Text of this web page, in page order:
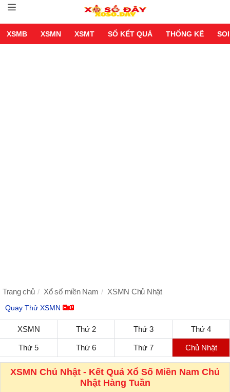
XSMB XSMN XSMT SỔ KẾT QUẢ THỐNG KÊ
Trang chủ Xổ số miền Nam XSMN Chủ Nhật
Quay Thử XSMN
XSMN Thứ 2 Thứ 3 Thứ 4
Thứ 5 Thứ 6 Thứ 7 Chủ Nhật
XSMN Chủ Nhật - Kết Quả Xổ Số Miền Nam Chủ
Nhật Hàng Tuần